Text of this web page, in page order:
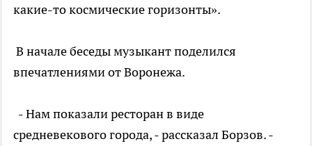
какие-то космические горизонты».
В начале беседы музыкант поделился
впечатлениями от Воронежа.
- Нам показали ресторан в виде
средневекового города, - рассказал Борзов. -